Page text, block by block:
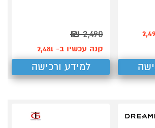
2,490
₪
קנה עכשיו ב- 2,481
למידע ורכישה